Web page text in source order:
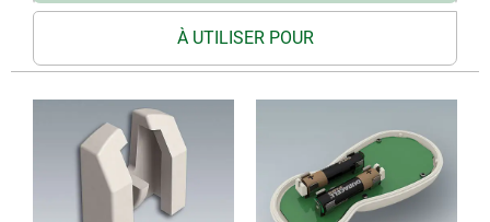
À UTILISER POUR